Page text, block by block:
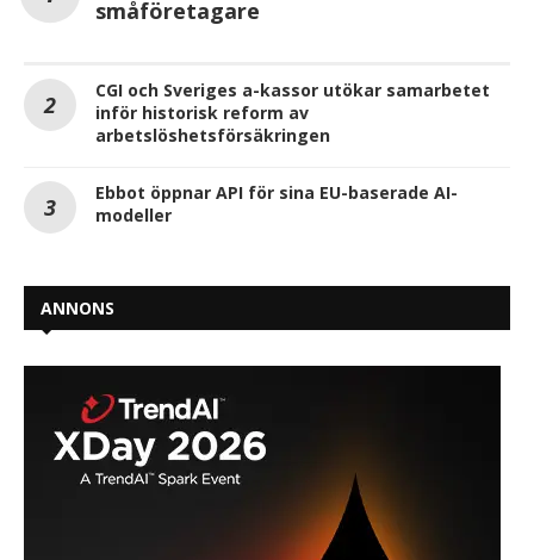
småföretagare
CGI och Sveriges a-kassor utökar samarbetet
inför historisk reform av
arbetslöshetsförsäkringen
Ebbot öppnar API för sina EU-baserade AI-
modeller
ANNONS